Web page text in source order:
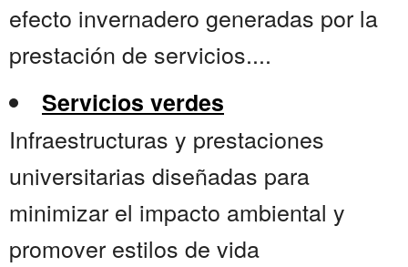
efecto invernadero generadas por la
prestación de servicios....
Servicios verdes
Infraestructuras y prestaciones
universitarias diseñadas para
minimizar el impacto ambiental y
promover estilos de vida